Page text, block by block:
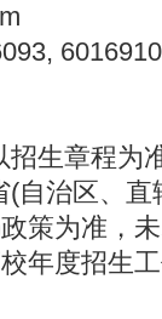
6016910
生章程为
治区、直
策为准，
年度招生